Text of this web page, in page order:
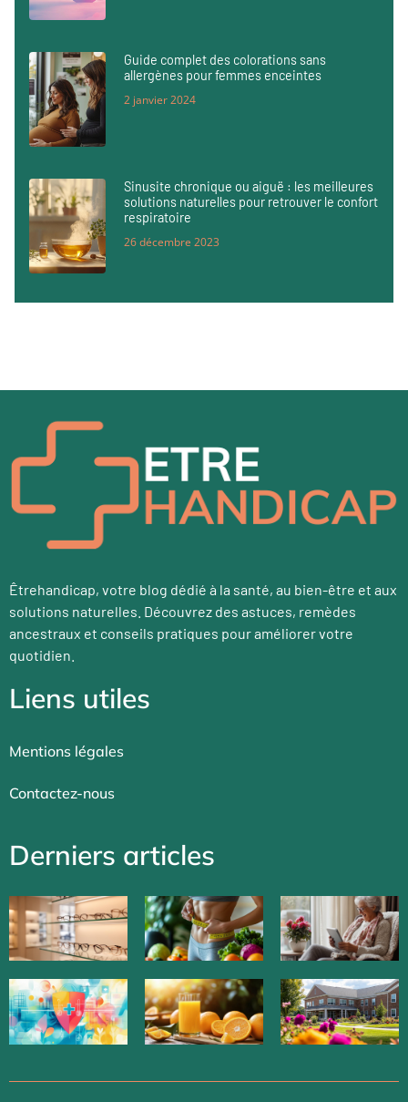
Guide complet des colorations sans
allergènes pour femmes enceintes
2 janvier 2024
Sinusite chronique ou aiguë : les meilleures
solutions naturelles pour retrouver le confort
respiratoire
26 décembre 2023
Êtrehandicap, votre blog dédié à la santé, au bien-être et aux
solutions naturelles. Découvrez des astuces, remèdes
ancestraux et conseils pratiques pour améliorer votre
quotidien.
Liens utiles
Mentions légales
Contactez-nous
Derniers articles